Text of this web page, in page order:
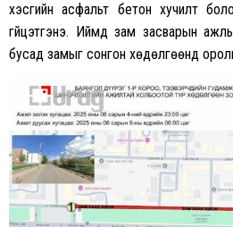
хэсгийн асфальт бетон хучилт
гүйцэтгэнэ. Иймд зам засварын
бусад замыг сонгон хөдөлгөөнд